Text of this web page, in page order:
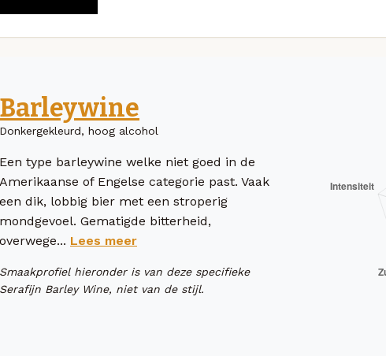
Barleywine
Donkergekleurd, hoog alcohol
Een type barleywine welke niet goed in de
Amerikaanse of Engelse categorie past. Vaak
een dik, lobbig bier met een stroperig
mondgevoel. Gematigde bitterheid,
overwege... Lees meer
Smaakprofiel hieronder is van deze specifieke
Serafijn Barley Wine, niet van de stijl.